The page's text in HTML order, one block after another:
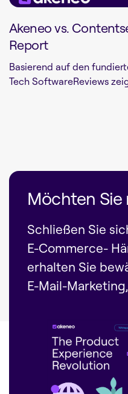
Akeneo vs.
Report
Basierend auf den
Tech SoftwareReviews
Möchten Sie
Schließen Sie
E-Commerce-
erhalten Sie
E-Mail-